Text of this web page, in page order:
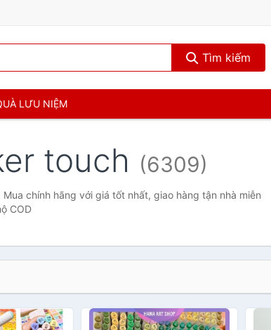
Tìm kiếm
LƯU NIỆM
touch (6309)
chính hãng với giá tốt nhất, giao hàng tận nhà miễn
COD